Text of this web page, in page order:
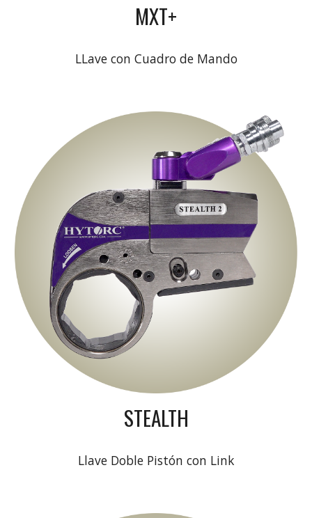
MXT+
LLave con Cuadro de Mando
STEALTH
Llave Doble Pistón con Link